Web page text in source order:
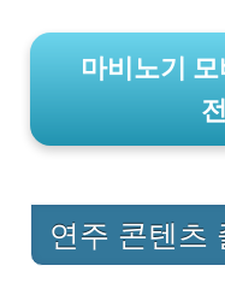
마비노기
연주 콘텐츠